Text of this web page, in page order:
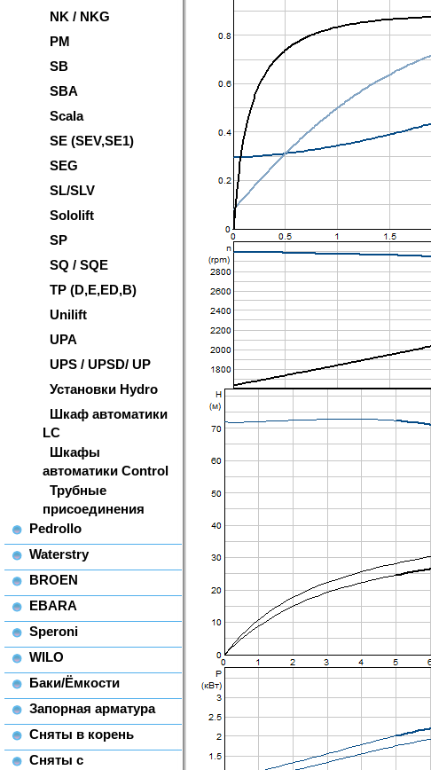
NK / NKG
PM
SB
SBA
Scala
SE (SEV,SE1)
SEG
SL/SLV
Sololift
SP
SQ / SQE
TP (D,E,ED,B)
Unilift
UPA
UPS / UPSD/ UP
Установки Hydro
Шкаф автоматики
LC
Шкафы
автоматики Control
Трубные
присоединения
Pedrollo
Waterstry
BROEN
EBARA
Speroni
WILO
Баки/Ёмкости
Запорная арматура
Сняты в корень
Сняты с